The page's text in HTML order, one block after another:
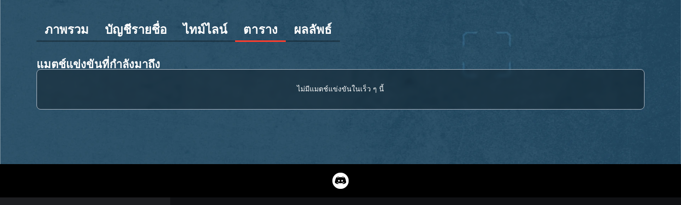
ภาพรวม บัญชีรายชื่อ ไทม์ไลน์ ตาราง ผลลัพธ์
แมตช์แข่งขันที่กำลังมาถึง
ไม่มีแมตช์แข่งขันในเร็ว ๆ นี้